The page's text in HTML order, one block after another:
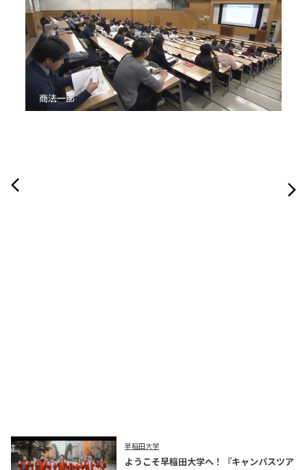
早稲田大学
ようこそ早稲田大学へ！『キャンパスツア